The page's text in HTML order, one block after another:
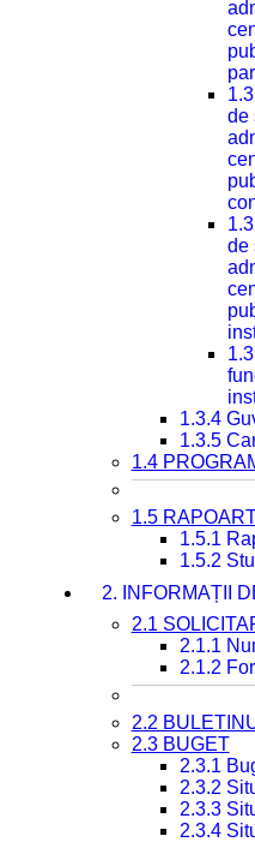
de
de
1.3.4
1.3.5
1.4
1.5
1.5.1
1.5.2
2. INFORMAȚII
2.1
2.1.1
2.1.2
2.2
2.3 BUGET
2.3.1
2.3.2
2.3.3
2.3.4